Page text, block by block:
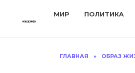
МИР ПОЛИТИКА
ГЛАВНАЯ » ОБРАЗ